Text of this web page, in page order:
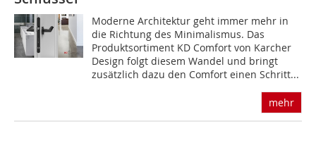
Moderne Architektur geht immer mehr in
die Richtung des Minimalismus. Das
Produktsortiment KD Comfort von Karcher
Design folgt diesem Wandel und bringt
zusätzlich dazu den Comfort einen Schritt...
mehr